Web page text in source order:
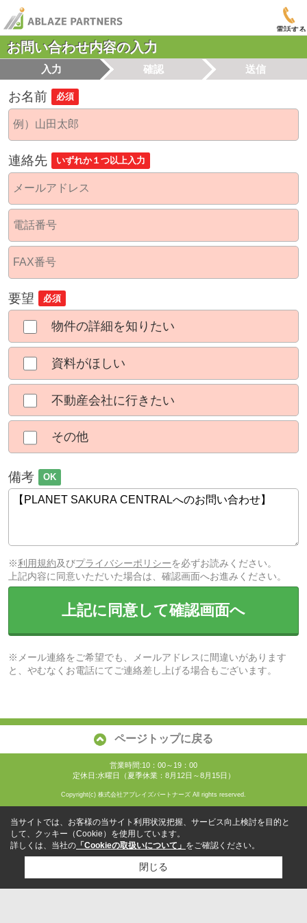
電話する
お問い合わせ内容の入力
入力 確認 送信
お名前 必須
連絡先 いずれか１つ以上入力
要望 必須
物件の詳細を知りたい
資料がほしい
不動産会社に行きたい
その他
備考 OK
※利用規約及びプライバシーポリシーを必ずお読みください。
上記内容に同意いただいた場合は、確認画面へお進みください。
上記に同意して確認画面へ
※メール連絡をご希望でも、メールアドレスに間違いがあります
と、やむなくお電話にてご連絡差し上げる場合もございます。
ページトップに戻る
営業時間:10：00～19：00
定休日:水曜日（夏季休業：8月12日～8月15日）
Copyright(c) 株式会社アブレイズパートナーズ All rights reserved.
当サイトでは、お客様の当サイト利用状況把握、サービス向上検討を目的と
して、クッキー（Cookie）を使用しています。
詳しくは、当社の 「Cookieの取扱いについて」 をご確認ください。
閉じる